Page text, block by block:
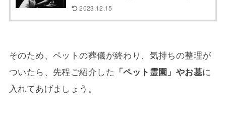
2023.12.15
そのため、ペットの葬儀が終わり、気持ちの整理が
ついたら、先程ご紹介した 「ペット霊園」やお墓に
入れてあげましょう。